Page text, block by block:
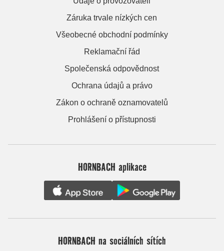
Záruka trvale nízkých cen
Všeobecné obchodní podmínky
Reklamační řád
Společenská odpovědnost
Ochrana údajů a právo
Zákon o ochraně oznamovatelů
Prohlášení o přístupnosti
HORNBACH aplikace
HORNBACH na sociálních sítích